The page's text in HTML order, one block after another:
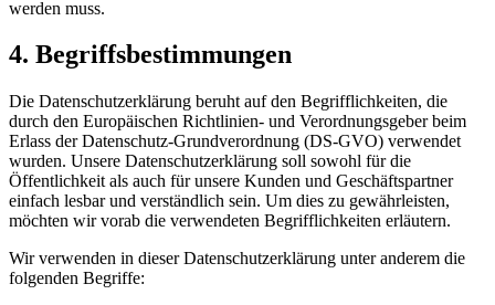
werden muss.
4. Begriffsbestimmungen
Die Datenschutzerklärung beruht auf den Begrifflichkeiten, die
durch den Europäischen Richtlinien- und Verordnungsgeber beim
Erlass der Datenschutz-Grundverordnung (DS-GVO) verwendet
wurden. Unsere Datenschutzerklärung soll sowohl für die
Öffentlichkeit als auch für unsere Kunden und Geschäftspartner
einfach lesbar und verständlich sein. Um dies zu gewährleisten,
möchten wir vorab die verwendeten Begrifflichkeiten erläutern.
Wir verwenden in dieser Datenschutzerklärung unter anderem die
folgenden Begriffe: